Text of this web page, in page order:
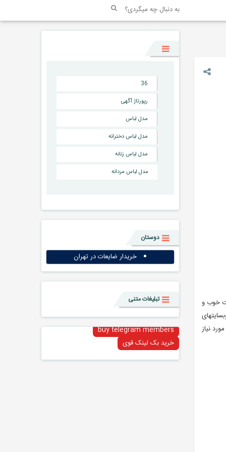
معرفی وبسایت های خوب هر حوزه و نیز حجم سرسام آور مطالب و حوزه ها برآن شدم تا ۵ سایت خوب و
این ۵ وبسایت از نظر مطالب وبسایتهای
نیاز
36
رپورتاژ آگهی
مدل لباس
مدل لباس دخترانه
مدل لباس زنانه
مدل لباس مردانه
دوستان
خریدار ضایعات در تهران
تبلیغات متنی
buy telegram members
خرید بک لینک قوی